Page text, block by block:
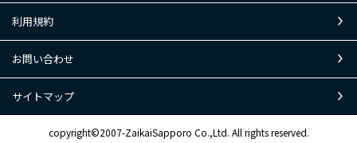
利用規約
お問い合わせ
サイトマップ
copyright©2007-ZaikaiSapporo Co.,Ltd. All rights reserved.